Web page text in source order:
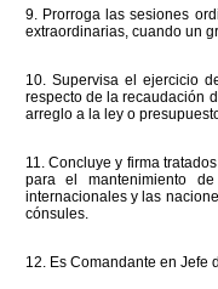
9. Prorroga las sesiones
extraordinarias, cuando un
10. Supervisa el ejercicio
respecto de la recaudación
arreglo a la ley o
11. Concluye y firma
para el mantenimiento
internacionales y las
cónsules.
12. Es Comandante en Jefe